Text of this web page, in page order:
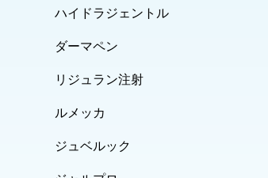
ハイドラジェントル
ダーマペン
リジュラン注射
ルメッカ
ジュベルック